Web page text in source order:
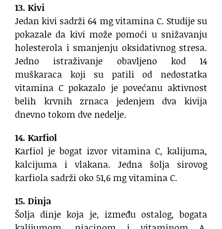
13. Kivi
Jedan kivi sadrži 64 mg vitamina C. Studije su
pokazale da kivi može pomoći u snižavanju
holesterola i smanjenju oksidativnog stresa.
Jedno istraživanje obavljeno kod 14
muškaraca koji su patili od nedostatka
vitamina C pokazalo je povećanu aktivnost
belih krvnih zrnaca jedenjem dva kivija
dnevno tokom dve nedelje.
14. Karfiol
Karfiol je bogat izvor vitamina C, kalijuma,
kalcijuma i vlakana. Jedna šolja sirovog
karfiola sadrži oko 51,6 mg vitamina C.
15. Dinja
Šolja dinje koja je, između ostalog, bogata